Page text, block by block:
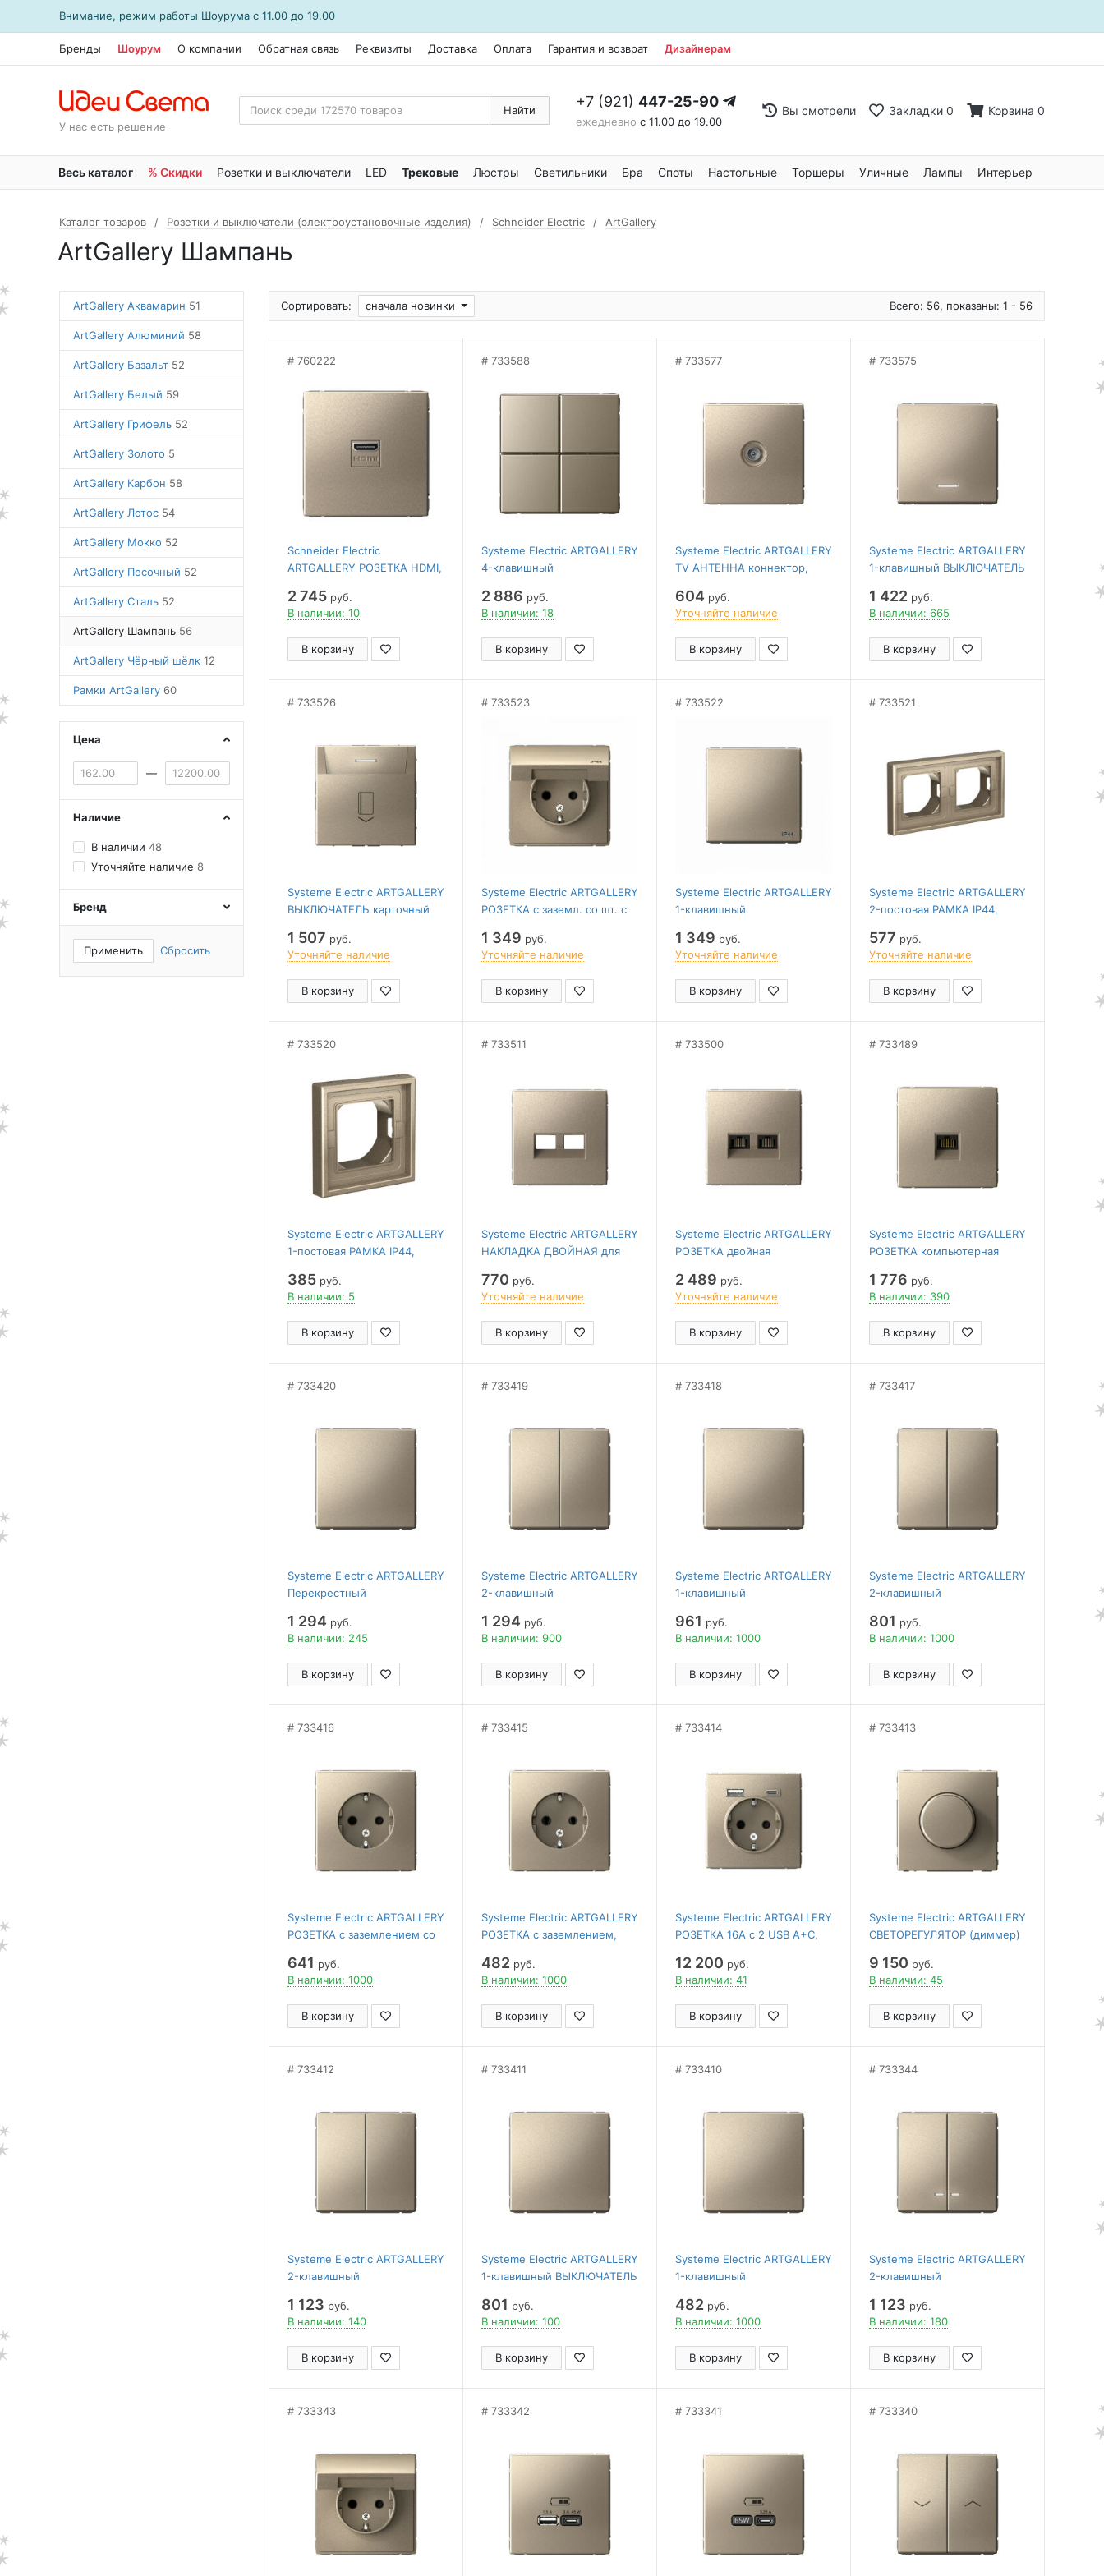
Внимание, режим работы Шоурума с 11.00 до 19.00
Бренды Шоурум О компании Обратная связь Реквизиты Доставка Оплата Гарантия и возврат Дизайнерам
У нас есть решение
Найти +7 (921) 447-25-90
ежедневно с 11.00 до 19.00
Вы смотрели Закладки 0 Корзина 0
Весь каталог % Скидки Розетки и выключатели LED Трековые Люстры Светильники Бра Споты Настольные Торшеры Уличные Лампы Интерьер
Каталог товаров Розетки и выключатели (электроустановочные изделия) Schneider Electric ArtGallery
ArtGallery Шампань
ArtGallery Аквамарин 51
ArtGallery Алюминий 58
ArtGallery Базальт 52
ArtGallery Белый 59
ArtGallery Грифель 52
ArtGallery Золото 5
ArtGallery Карбон 58
ArtGallery Лотос 54
ArtGallery Мокко 52
ArtGallery Песочный 52
ArtGallery Сталь 52
ArtGallery Шампань 56
ArtGallery Чёрный шёлк 12
Рамки ArtGallery 60
Цена
—
Наличие
В наличии 48
Уточняйте наличие 8
Бренд
Применить Сбросить
Сортировать: сначала новинки Всего: 56, показаны: 1 - 56
760222
Schneider Electric
ARTGALLERY РОЗЕТКА HDMI,
2 745 руб.
В наличии: 10
В корзину
733588
Systeme Electric ARTGALLERY
4-клавишный
СЦЕНАРНЫЙ, сх. 1,
ШАМПАНЬ
2 886 руб.
В наличии: 18
В корзину
733577
Systeme Electric ARTGALLERY
TV АНТЕННА коннектор,
604 руб.
Уточняйте наличие
В корзину
733575
Systeme Electric ARTGALLERY
1-клавишный ВЫКЛЮЧАТЕЛЬ
механизм, ШАМПАНЬ
1 422 руб.
В наличии: 665
В корзину
733526
Systeme Electric ARTGALLERY
ВЫКЛЮЧАТЕЛЬ карточный
быстр.клемм., ШАМПАНЬ
1 507 руб.
Уточняйте наличие
В корзину
733523
Systeme Electric ARTGALLERY
РОЗЕТКА с заземл. со шт. с
ШАМПАНЬ
1 349 руб.
Уточняйте наличие
В корзину
733522
Systeme Electric ARTGALLERY
1-клавишный
механизм, ШАМПАНЬ
1 349 руб.
Уточняйте наличие
В корзину
733521
Systeme Electric ARTGALLERY
2-постовая РАМКА IP44,
577 руб.
Уточняйте наличие
В корзину
733520
Systeme Electric ARTGALLERY
1-постовая РАМКА IP44,
385 руб.
В наличии: 5
В корзину
733511
Systeme Electric ARTGALLERY
НАКЛАДКА ДВОЙНАЯ для
типа Keystone, ШАМПАНЬ
770 руб.
Уточняйте наличие
В корзину
733500
Systeme Electric ARTGALLERY
РОЗЕТКА двойная
кат. 5е, механизм,
ШАМПАНЬ
2 489 руб.
Уточняйте наличие
В корзину
733489
Systeme Electric ARTGALLERY
РОЗЕТКА компьютерная
ШАМПАНЬ
1 776 руб.
В наличии: 390
В корзину
733420
Systeme Electric ARTGALLERY
Перекрестный
ШАМПАНЬ
1 294 руб.
В наличии: 245
В корзину
733419
Systeme Electric ARTGALLERY
2-клавишный
10АХ, механизм, ШАМПАНЬ
1 294 руб.
В наличии: 900
В корзину
733418
Systeme Electric ARTGALLERY
1-клавишный
механизм, ШАМПАНЬ
961 руб.
В наличии: 1000
В корзину
733417
Systeme Electric ARTGALLERY
2-клавишный
механизм, ШАМПАНЬ
801 руб.
В наличии: 1000
В корзину
733416
Systeme Electric ARTGALLERY
РОЗЕТКА с заземлением со
ШАМПАНЬ
641 руб.
В наличии: 1000
В корзину
733415
Systeme Electric ARTGALLERY
РОЗЕТКА с заземлением,
482 руб.
В наличии: 1000
В корзину
733414
Systeme Electric ARTGALLERY
РОЗЕТКА 16А с 2 USB A+C,
механизм, ШАМПАНЬ
12 200 руб.
В наличии: 41
В корзину
733413
Systeme Electric ARTGALLERY
СВЕТОРЕГУЛЯТОР (диммер)
400Вт, механизм, ШАМПАНЬ
9 150 руб.
В наличии: 45
В корзину
733412
Systeme Electric ARTGALLERY
2-клавишный
КНОПОЧНЫЙ, сх.2, 10А,
механизм, ШАМПАНЬ
1 123 руб.
В наличии: 140
В корзину
733411
Systeme Electric ARTGALLERY
1-клавишный ВЫКЛЮЧАТЕЛЬ
механизм, ШАМПАНЬ
801 руб.
В наличии: 100
В корзину
733410
Systeme Electric ARTGALLERY
1-клавишный
ШАМПАНЬ
482 руб.
В наличии: 1000
В корзину
733344
Systeme Electric ARTGALLERY
2-клавишный
подсветкой, сх.5а, 10АХ,
механизм, ШАМПАНЬ
1 123 руб.
В наличии: 180
В корзину
733343 733342 733341 733340